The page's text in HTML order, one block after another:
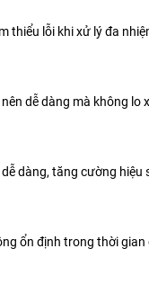
thiểu lỗi khi xử lý đa
dễ dàng mà không lo
dàng, tăng cường
ổn định trong thời gian